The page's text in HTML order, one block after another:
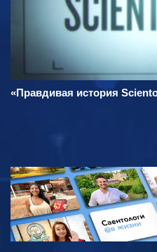
«Правдивая история